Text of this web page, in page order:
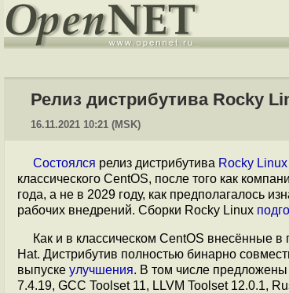
Релиз дистрибутива Rocky
16.11.2021 10:21 (MSK)
Состоялся релиз дистрибутива Rocky
классического CentOS, после того как
года, а не в 2029 году, как предполагалось
рабочих внедрений. Сборки Rocky Linux
Как и в классическом CentOS внесённые в
Hat. Дистрибутив полностью бинарно
выпуске улучшения. В том числе
7.4.19, GCC Toolset 11, LLVM Toolset 12.0.1,